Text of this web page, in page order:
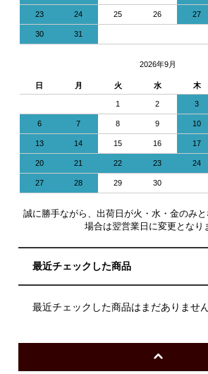
23 24 25 26 27
30 31
2026年9月
日 月 火 水 木
1 2 3
6 7 8 9 10
13 14 15 16 17
20 21 22 23 24
27 28 29 30
誠に勝手ながら、出荷日が火・水・金のみ
場合は翌営業日に変更となり
最近チェックした商品
最近チェックした商品はまだありません